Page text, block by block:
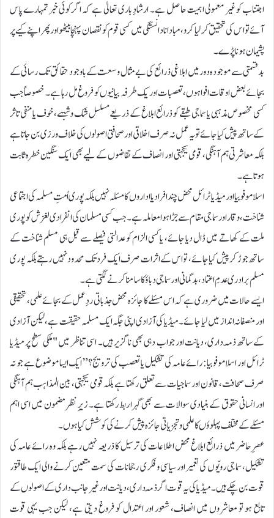
اجتناب کو غیر معمولی اہمیت حاصل ہے۔ ارشادِ باری تعالیٰ ہے کہ اگر کوئی خبر تمہارے پاس
آئے تو اس کی تحقیق کر لیا کرو، مبادا نادانستگی میں کسی قوم کو نقصان پہنچا بیٹھو اور پھر اپنے کیے پر
پشیمان ہونا پڑے۔
بدقسمتی سے موجودہ دور میں ابلاغی ذرائع کی بے مثال وسعت کے باوجود حقائق تک رسائی کے
بجائے بعض اوقات افواہوں، تعصبات اور یک طرفہ بیانیوں کو فروغ مل رہا ہے۔ خصوصاً جب
کسی مخصوص مذہبی یا سماجی طبقے کو ذرائع ابلاغ کے ذریعے مسلسل شک و شبہے، خوف یا منفی تاثر
کے ساتھ پیش کیا جائے تو یہ عمل نہ صرف اخلاقی اور صحافتی اصولوں کی خلاف ورزی بن جاتا ہے
بلکہ معاشرتی ہم آہنگی، قومی یکجہتی اور انصاف کے تقاضوں کے لیے بھی ایک سنگین خطرہ ثابت
ہوتا ہے۔
اسلاموفوبیا اور میڈیا ٹرائل محض چند افراد یا اداروں کا مسئلہ نہیں بلکہ پوری اُمتِ مسلمہ کی اجتماعی
شناخت، وقار اور سماجی مقام سے جڑا ہوا معاملہ ہے۔ جب کسی مسلمان کی انفرادی لغزش کو پوری
ملت کے کھاتے میں ڈال دیا جائے، یا کسی الزام کو عدالتی فیصلے سے قبل ہی مسلم شناخت کے
ساتھ جوڑ کر پیش کیا جائے، تو اس کے اثرات صرف ایک فرد تک محدود نہیں رہتے بلکہ پوری
مسلم برادری عدمِ اعتماد، بدگمانی اور سماجی دباؤ کا سامنا کرنے لگتی ہے۔
ایسے حالات میں ضروری ہے کہ اس مسئلے کا جائزہ محض جذباتی ردِعمل کے بجائے علمی، تحقیقی
اور منصفانہ انداز میں لیا جائے۔ میڈیا کی آزادی اپنی جگہ ایک مسلمہ حقیقت ہے، لیکن آزادی
کے ساتھ ذمّہ داری، دیانت اور جواب دہی بھی ناگزیر ہیں۔ اسی تناظر میں "ملکی سطح پر میڈیا
ٹرائل اور اسلاموفوبیا: رائے عامہ کی تشکیل یا تعصب کی ترویج؟” ایک ایسا موضوع ہے جو نہ
صرف صحافت، قانون اور سماجیات سے تعلق رکھتا ہے بلکہ قومی یکجہتی، بین المذاہب ہم آہنگی
اور انسانی حقوق کے بنیادی سوالات سے بھی گہرا ربط رکھتا ہے۔ زیرِ نظر مضمون میں اسی اہم
مسئلے کے مختلف پہلوؤں کا علمی و تجزیاتی جائزہ پیش کرنے کی کوشش کیا ہوں۔
عصرِ حاضر میں ذرائع ابلاغ محض اطلاعات کی ترسیل کا ذریعہ نہیں رہے بلکہ وہ رائے عامہ کی
تشکیل، سماجی رویّوں کی تعمیر اور سیاسی و فکری رجحانات کی سمت متعین کرنے والی ایک طاقتور
قوت بن چکے ہیں۔ میڈیا کی یہ قوت اگر ذمّہ داری، دیانت اور غیر جانب داری کے اصولوں کے
تابع ہو تو معاشروں میں انصاف، شعور اور اعتدال کو فروغ دیتی ہے، لیکن جب یہی قوت